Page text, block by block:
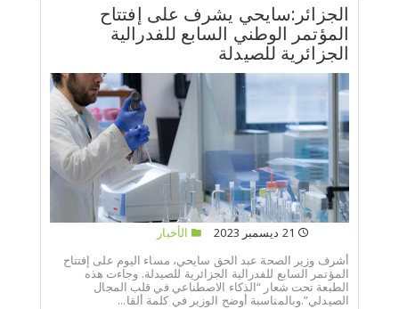
الجزائر:سايحي يشرف على إفتتاح
المؤتمر الوطني السابع للفدرالية
الجزائرية للصيدلة
الأخبار
أشرف وزير الصحة عبد الحق سايحي، مساء اليوم على إفتتاح
المؤتمر السابع للفدرالية الجزائرية للصيدلة. وجاءت هذه
الطبعة تحت شعار “الذكاء الاصطناعي في قلب المجال
الصيدلي”.وبالمناسبة أوضح الوزير في كلمة ألقا...